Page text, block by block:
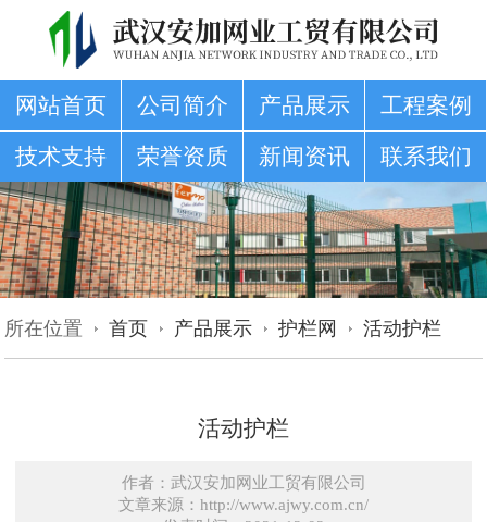
网站首页 公司简介 产品展示
工程案例
技术支持
荣誉资质 新闻资讯 联系我们
所在位置 首页 产品展示 护栏网 活动护栏
活动护栏
作者：武汉安加网业工贸有限公司
文章来源：http://www.ajwy.com.cn/